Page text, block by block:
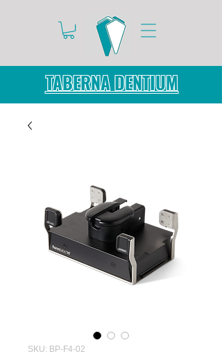
TABERNA DENTIUM
SKU: BP-F4-02